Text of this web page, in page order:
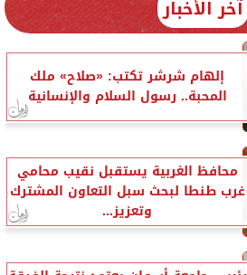
آخر الأخبار
إلهام شرشر تكتب: «صلاح» ملك
المحبة.. رسول السلام والإنسانية
محافظ الغربية يستقبل نقيب محامي
غرب طنطا لبحث سبل التعاون المشترك
وتعزيز...